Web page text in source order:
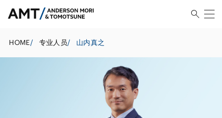
HOME/ 专业人员/ 山内真之